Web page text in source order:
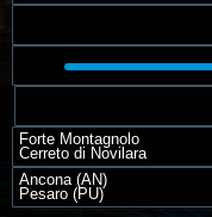
Forte Montagnolo
Cerreto di Novilara
Ancona (AN)
Pesaro (PU)